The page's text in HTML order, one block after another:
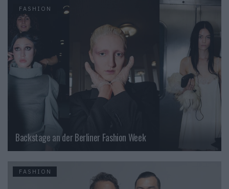
FASHION
Backstage an der Berliner Fashion Week
FASHION